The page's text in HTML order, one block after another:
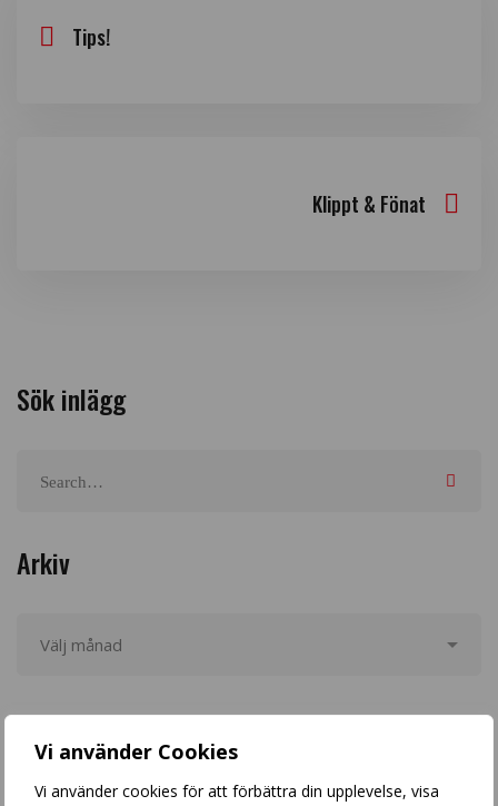
Vi använder Cookies
Vi använder cookies för att förbättra din upplevelse, visa
Tips!
Klippt & Fönat
Sök inlägg
Arkiv
Populära inlägg
Blonde balayage